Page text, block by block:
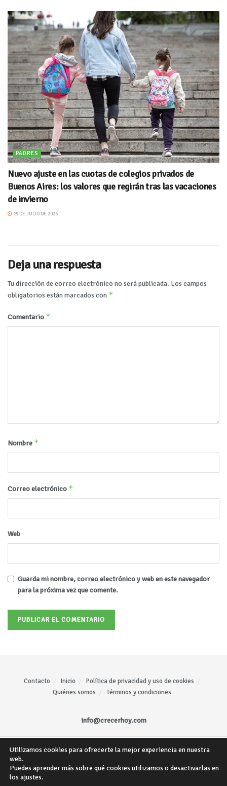
PADRES
Nuevo ajuste en las cuotas de colegios privados de
Buenos Aires: los valores que regirán tras las vacaciones
de invierno
29 DE JULIO DE 2026
Deja una respuesta
Tu dirección de correo electrónico no será publicada. Los campos
obligatorios están marcados con *
Comentario *
Nombre *
Correo electrónico *
Web
Guarda mi nombre, correo electrónico y web en este navegador
para la próxima vez que comente.
Contacto Inicio
Política de privacidad y uso de cookies
Quiénes somos
Términos y condiciones
info@crecerhoy.com
Todos los derechos reservados ©CrecerHoy- Sitio web creado porMariano
Gómez .
Utilizamos cookies para ofrecerte la mejor experiencia en nuestra
web.
Puedes aprender más sobre qué cookies utilizamos o desactivarlas en
los ajustes.